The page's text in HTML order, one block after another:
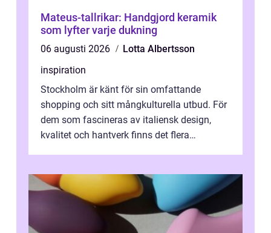
Mateus-tallrikar: Handgjord keramik
som lyfter varje dukning
06 augusti 2026
Lotta Albertsson
inspiration
Stockholm är känt för sin omfattande
shopping och sitt mångkulturella utbud. För
dem som fascineras av italiensk design,
kvalitet och hantverk finns det flera